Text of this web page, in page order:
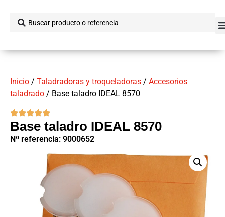
Inicio / Taladradoras y troqueladoras / Accesorios
taladrado / Base taladro IDEAL 8570
Base taladro IDEAL 8570
Nº referencia: 9000652